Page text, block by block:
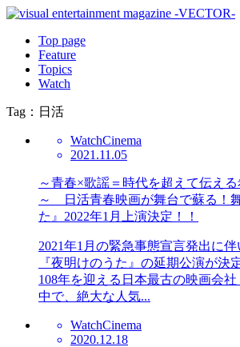
Top page
Feature
Topics
Watch
Tag：日活
WatchCinema
2021.11.05
～青春×歌謡＝時代を超えて伝え
～ 日活青春映画が舞台で蘇る！
た』2022年1月上演決定！！
2021年1月の緊急事態宣言発出に
『夜明けのうた』の延期公演が決
108年を迎える日本最古の映画会
中で、絶大な人気...
WatchCinema
2020.12.18